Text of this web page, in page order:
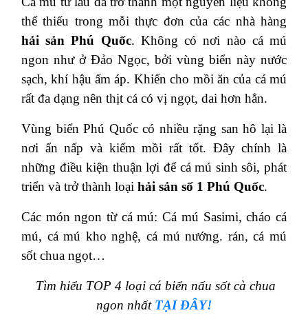
thể thiếu trong mỗi thực đơn của các nhà hàng
hải sản Phú Quốc. Không có nơi nào cá mú
ngon như ở Đảo Ngọc, bởi vùng biển này nước
sạch, khí hậu ấm áp. Khiến cho mồi ăn của cá mú
rất đa dạng nên thịt cá có vị ngọt, dai hơn hẳn.
Vùng biển Phú Quốc có nhiều rặng san hô lại là
nơi ẩn nấp và kiếm mồi rất tốt. Đây chính là
những điều kiện thuận lợi để cá mú sinh sôi, phát
triển và trở thành loại hải sản số 1 Phú Quốc.
Các món ngon từ cá mú: Cá mú Sasimi, cháo cá
mú, cá mú kho nghệ, cá mú nướng. rán, cá mú
sốt chua ngọt…
Tìm hiểu TOP 4 loại cá biển nấu sốt cà chua
ngon nhất TẠI ĐÂY!